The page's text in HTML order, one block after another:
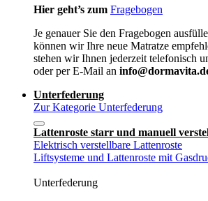
Hier geht’s zum Fragebogen
Je genauer Sie den Fragebogen
können wir Ihre neue Matratze
stehen wir Ihnen jederzeit telefonisch
oder per E-Mail an
Unterfederung
Zur Kategorie Unterfederung
Lattenroste starr und manuell
Elektrisch verstellbare Lattenroste
Liftsysteme und Lattenroste mit
Unterfederung